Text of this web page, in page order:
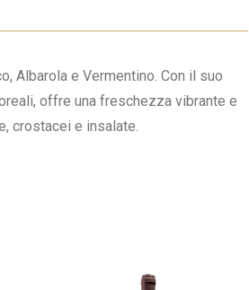
Albarola e Vermentino. Con il suo
offre una freschezza vibrante e
crostacei e insalate.